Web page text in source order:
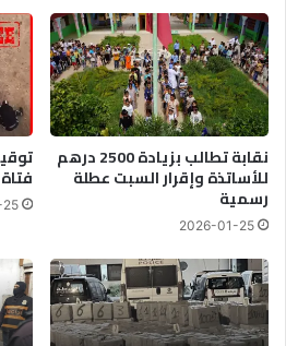
د
ي
ا
ل
2
0
2
6
س
ا
ن
ي
ة
ل
ن
ق
ل
ت
ا
م
ي
ذ
نقابة تطالب بزيادة 2500 درهم
للأساتذة وإقرار السبت عطلة
رسمية
2026-01-25